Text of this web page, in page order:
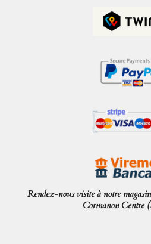
Rendez-nous visite à notre
Cormanon Centre